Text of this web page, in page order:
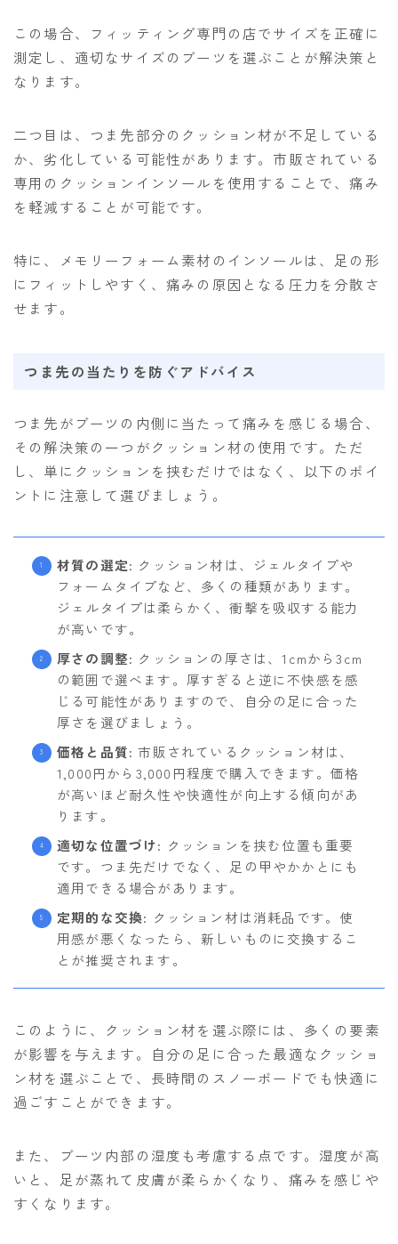
Follow Me
この場合、フィッティング専門の店でサイズを正確に
測定し、適切なサイズのブーツを選ぶことが解決策と
なります。
二つ目は、つま先部分のクッション材が不足している
か、劣化している可能性があります。市販されている
専用のクッションインソールを使用することで、痛み
を軽減することが可能です。
特に、メモリーフォーム素材のインソールは、足の形
にフィットしやすく、痛みの原因となる圧力を分散さ
せます。
つま先の当たりを防ぐアドバイス
つま先がブーツの内側に当たって痛みを感じる場合、
その解決策の一つがクッション材の使用です。ただ
し、単にクッションを挟むだけではなく、以下のポイ
ントに注意して選びましょう。
材質の選定: クッション材は、ジェルタイプや
フォームタイプなど、多くの種類があります。
ジェルタイプは柔らかく、衝撃を吸収する能力
が高いです。
厚さの調整: クッションの厚さは、1cmから3cm
の範囲で選べます。厚すぎると逆に不快感を感
じる可能性がありますので、自分の足に合った
厚さを選びましょう。
価格と品質: 市販されているクッション材は、
1,000円から3,000円程度で購入できます。価格
が高いほど耐久性や快適性が向上する傾向があ
ります。
適切な位置づけ: クッションを挟む位置も重要
です。つま先だけでなく、足の甲やかかとにも
適用できる場合があります。
定期的な交換: クッション材は消耗品です。使
用感が悪くなったら、新しいものに交換するこ
とが推奨されます。
このように、クッション材を選ぶ際には、多くの要素
が影響を与えます。自分の足に合った最適なクッショ
ン材を選ぶことで、長時間のスノーボードでも快適に
過ごすことができます。
また、ブーツ内部の湿度も考慮する点です。湿度が高
いと、足が蒸れて皮膚が柔らかくなり、痛みを感じや
すくなります。